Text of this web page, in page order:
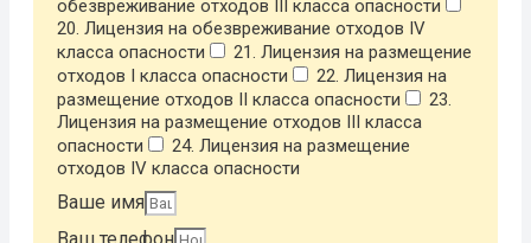
обезвреживание отходов III класса опасности
20. Лицензия на обезвреживание отходов IV
класса опасности
21. Лицензия на размещение
отходов I класса опасности
22. Лицензия на
размещение отходов II класса опасности
23.
Лицензия на размещение отходов III класса
опасности
24. Лицензия на размещение
отходов IV класса опасности
Ваше имя